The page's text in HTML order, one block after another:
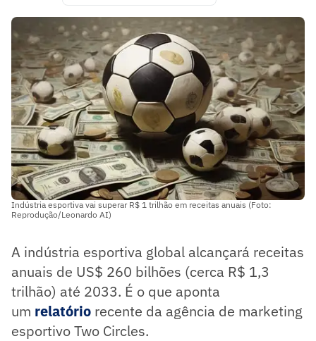
Indústria esportiva vai superar R$ 1 trilhão em receitas anuais (Foto:
Reprodução/Leonardo AI)
A indústria esportiva global alcançará receitas
anuais de US$ 260 bilhões (cerca R$ 1,3
trilhão) até 2033. É o que aponta
um relatório recente da agência de marketing
esportivo Two Circles.